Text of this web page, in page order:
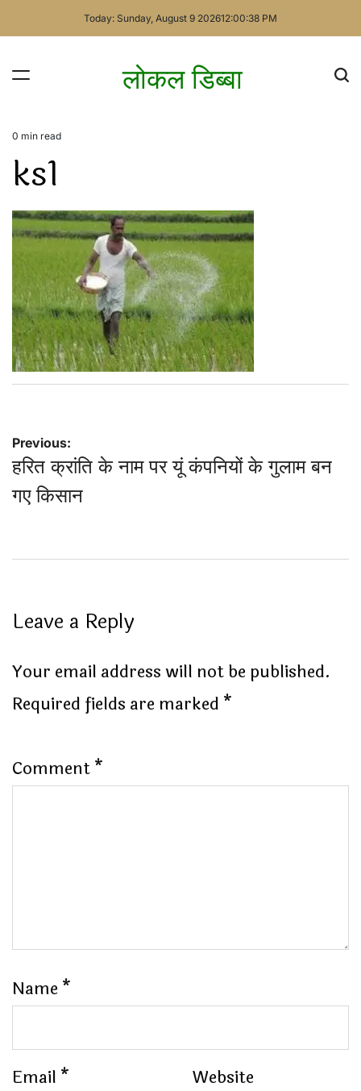
Today: Sunday, August 9 202612:00:38 PM
लोकल डिब्बा
Estimated
time
0 min read
ks1
Post
navigation
Previous:
हरित क्रांति के नाम पर यूं कंपनियों के गुलाम बन
गए किसान
Leave a Reply
Your email address will not be published.
Required fields are marked *
Comment*
Name *
Email * Website